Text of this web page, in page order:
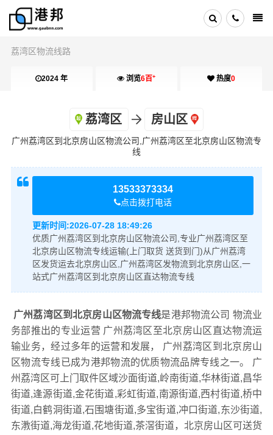
荔湾区物流线路
2024 年 浏览6百+ 热度0
荔湾区 房山区
广州荔湾区到北京房山区物流公司,广州荔湾区至北京房山区物流专
线
13533373334
点击拨打电话
更新时间:2026-07-28 18:49:26
优质广州荔湾区到北京房山区物流公司,专业广州荔湾区至
北京房山区物流专线运输(上门取货 送货到门)从广州荔湾
区发货运去北京房山区,广州荔湾区发物流到北京房山区,一
站式广州荔湾区到北京房山区直达物流专线
广州荔湾区到北京房山区物流专线是港邦物流公司 物流业
务部推出的专业运营 广州荔湾区至北京房山区直达物流运
输业务，经过多年的运营和发展， 广州荔湾区到北京房山
区物流专线已成为港邦物流的优质物流品牌专线之一。 广
州荔湾区可上门取件区域沙面街道,岭南街道,华林街道,昌华
街道,逢源街道,金花街道,彩虹街道,南源街道,西村街道,桥中
街道,白鹤洞街道,石围塘街道,多宝街道,冲口街道,东沙街道,
东漖街道,海龙街道,花地街道,茶滘街道，北京房山区可送货